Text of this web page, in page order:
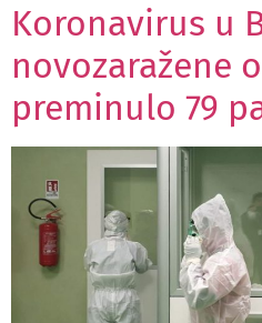
Koronavirus u
novozaražene
preminulo 79